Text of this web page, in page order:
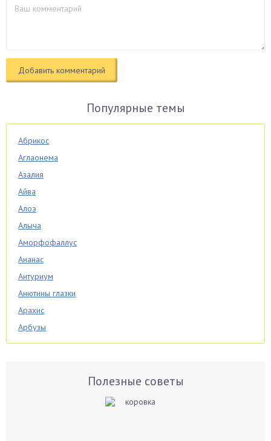
Популярные темы
Абрикос
Аглаонема
Азалия
Айва
Алоэ
Алыча
Аморфофаллус
Ананас
Антуриум
Анютины глазки
Арахис
Арбузы
Аспарагус
Полезные советы